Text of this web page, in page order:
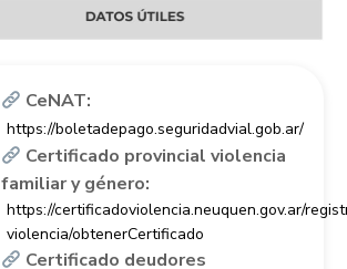
CeNAT:
https://boletadepago.seguridadvial.gob.ar/
Certificado provincial violencia
familiar y género:
https://certificadoviolencia.neuquen.gov.ar/
violencia/obtenerCertificado
Certificado deudores